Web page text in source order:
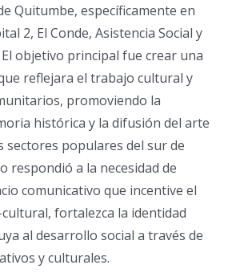
Quitumbe, específicamente en
2, El Conde, Asistencia Social y
objetivo principal fue crear una
reflejara el trabajo cultural y
promoviendo la
histórica y la difusión del arte
sectores populares del sur de
respondió a la necesidad de
comunicativo que incentive el
fortalezca la identidad
al desarrollo social a través de
y culturales.